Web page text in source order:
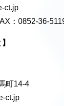
ct.jp
：0852-36-
町14-4
ct.jp